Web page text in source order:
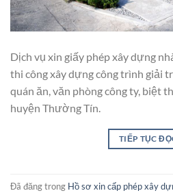
Dịch vụ xin giấy phép xây dựng
thi công xây dựng công trình giải
quán ăn, văn phòng công ty, biệt
huyện Thường Tín.
TIẾP TỤC
Đã đăng trong Hồ sơ xin cấp phép xây